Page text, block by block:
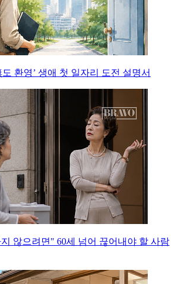
도 환영’ 생애 첫 일자리 도전 설명서
않으려면" 60세 넘어 끊어내야 할 사람